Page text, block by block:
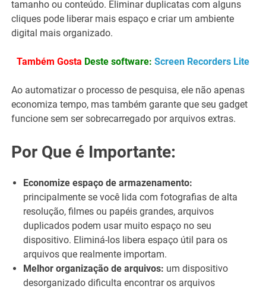
tamanho ou conteúdo. Eliminar duplicatas com alguns
cliques pode liberar mais espaço e criar um ambiente
digital mais organizado.
Também Gosta Deste software: Screen Recorders Lite
Ao automatizar o processo de pesquisa, ele não apenas
economiza tempo, mas também garante que seu gadget
funcione sem ser sobrecarregado por arquivos extras.
Por Que é Importante:
Economize espaço de armazenamento:
principalmente se você lida com fotografias de alta
resolução, filmes ou papéis grandes, arquivos
duplicados podem usar muito espaço no seu
dispositivo. Eliminá-los libera espaço útil para os
arquivos que realmente importam.
Melhor organização de arquivos: um dispositivo
desorganizado dificulta encontrar os arquivos